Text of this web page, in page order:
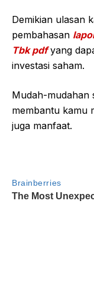
Demikian ulasan
pembahasan
Tbk pdfyang
investasi saham.
Mudah-mudahan
membantu kamu
juga manfaat.